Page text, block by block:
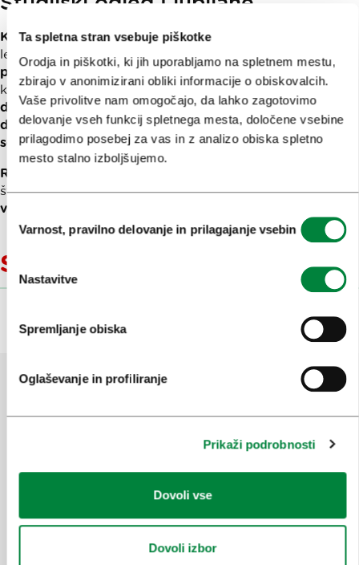
Ta spletna stran vsebuje piškotke
Orodja in piškotki, ki jih uporabljamo na spletnem mestu,
zbirajo v anonimizirani obliki informacije o obiskovalcih.
Vaše privolitve nam omogočajo, da lahko zagotovimo
delovanje vseh funkcij spletnega mesta, določene vsebine
prilagodimo posebej za vas in z analizo obiska spletno
mesto stalno izboljšujemo.
Izbira
soglasja
Varnost, pravilno delovanje in prilagajanje vsebin
Nastavitve
Spremljanje obiska
Oglaševanje in profiliranje
Prikaži podrobnosti
Dovoli vse
Dovoli izbor
Kongresni urad pri Turizmu Ljubljana
leta, dan pred borzo Conventaorganiziral študijski
program po Ljubljani za 15 izbranih vabljenih gostov,
ki jih zanimapoglobljeno spoznavanje ponudbe
destinacije za organizacijo kongresov in poslovnih
dogodkov,na sami borzi pa ima napovedanihblizu 50
sestankov.
Reportažo
študijskega programa po Ljubljani bo mogočeprebrati
v prihodnjih Pismih iz Ljubljane.
Sorodne vsebine
Pomagajte nam izboljšati spletno
Da Ne